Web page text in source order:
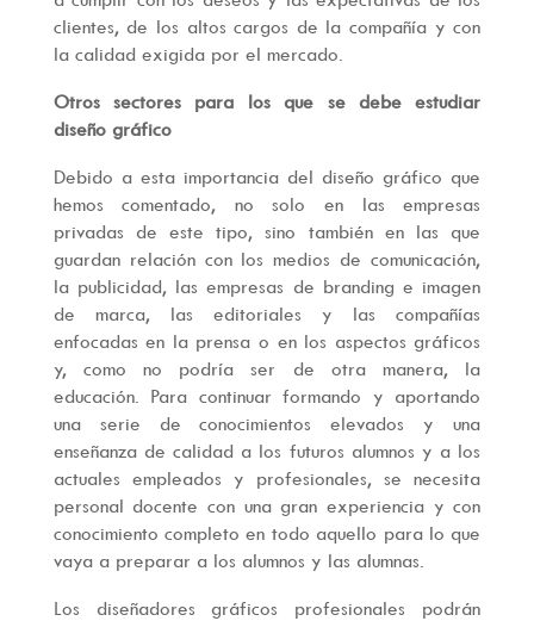
clientes, de los altos cargos de la compañía y con
la calidad exigida por el mercado.
Otros sectores para los que se debe estudiar
diseño gráfico
Debido a esta importancia del diseño gráfico que
hemos comentado, no solo en las empresas
privadas de este tipo, sino también en las que
guardan relación con los medios de comunicación,
la publicidad, las empresas de branding e imagen
de marca, las editoriales y las compañías
enfocadas en la prensa o en los aspectos gráficos
y, como no podría ser de otra manera, la
educación. Para continuar formando y aportando
una serie de conocimientos elevados y una
enseñanza de calidad a los futuros alumnos y a los
actuales empleados y profesionales, se necesita
personal docente con una gran experiencia y con
conocimiento completo en todo aquello para lo que
vaya a preparar a los alumnos y las alumnas.
Los diseñadores gráficos profesionales podrán